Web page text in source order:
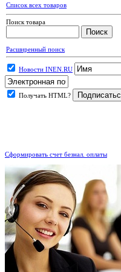
Список всех товаров
Поиск товара
Расширенный поиск
Новости INEN.RU
Получать HTML?
Сформировать счет безнал. оплаты